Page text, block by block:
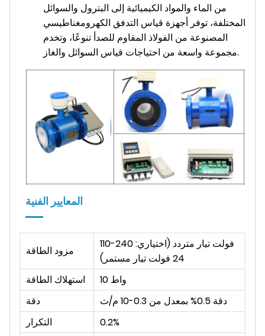
من الماء والمواد الكيميائية إلى البترول والسوائل
المختلفة، توفر أجهزة قياس التدفق الكهرومغناطيسي
المصنوعة من الفولاذ المقاوم للصدأ تنوعًا، وتخدم
مجموعة واسعة من احتياجات قياس السوائل والغاز.
المعايير الفنية
مزود الطاقة
110-240 فولت تيار متردد (اختياري:
24 فولت تيار مستمر)
استهلاك الطاقة
10 واط
دقة
دقة 0.5% بمعدل من 0.3-10 م/ث
التكرار
0.2%